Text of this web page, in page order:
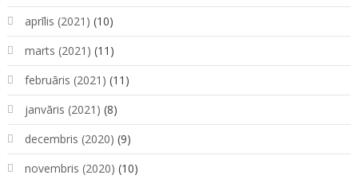
aprīlis (2021) (10)
marts (2021) (11)
februāris (2021) (11)
janvāris (2021) (8)
decembris (2020) (9)
novembris (2020) (10)